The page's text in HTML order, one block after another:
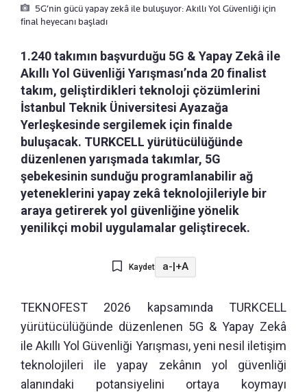
5G’nin gücü yapay zekâ ile buluşuyor: Akıllı Yol Güvenliği için
final heyecanı başladı
1.240 takımın başvurduğu 5G & Yapay Zekâ ile
Akıllı Yol Güvenliği Yarışması’nda 20 finalist
takım, geliştirdikleri teknoloji çözümlerini
İstanbul Teknik Üniversitesi Ayazağa
Yerleşkesinde sergilemek için finalde
buluşacak. TURKCELL yürütücülüğünde
düzenlenen yarışmada takımlar, 5G
şebekesinin sunduğu programlanabilir ağ
yeteneklerini yapay zekâ teknolojileriyle bir
araya getirerek yol güvenliğine yönelik
yenilikçi mobil uygulamalar geliştirecek.
Kaydet a-|+A
TEKNOFEST 2026 kapsamında TURKCELL
yürütücülüğünde düzenlenen 5G & Yapay Zekâ
ile Akıllı Yol Güvenliği Yarışması, yeni nesil iletişim
teknolojileri ile yapay zekânın yol güvenliği
alanındaki potansiyelini ortaya koymayı